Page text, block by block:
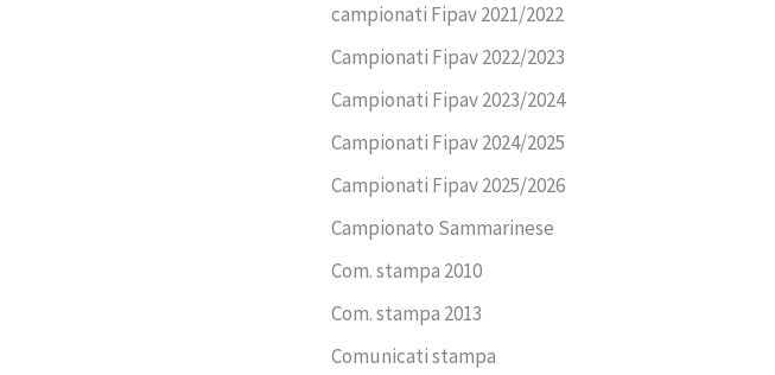
campionati Fipav 2021/2022
Campionati Fipav 2022/2023
Campionati Fipav 2023/2024
Campionati Fipav 2024/2025
Campionati Fipav 2025/2026
Campionato Sammarinese
Com. stampa 2010
Com. stampa 2013
Comunicati stampa